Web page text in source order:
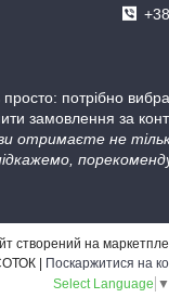
потрібно
замовлення за
отримаєте не
створений на
Поскаржитися на
Select Language ▼